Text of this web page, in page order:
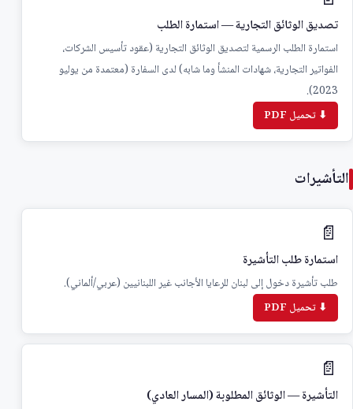
تصديق الوثائق التجارية — استمارة الطلب
استمارة الطلب الرسمية لتصديق الوثائق التجارية (عقود تأسيس الشركات،
الفواتير التجارية، شهادات المنشأ وما شابه) لدى السفارة (معتمدة من يوليو
2023).
⬇ تحميل PDF
التأشيرات
📄
استمارة طلب التأشيرة
طلب تأشيرة دخول إلى لبنان للرعايا الأجانب غير اللبنانيين (عربي/ألماني).
⬇ تحميل PDF
📄
التأشيرة — الوثائق المطلوبة (المسار العادي)